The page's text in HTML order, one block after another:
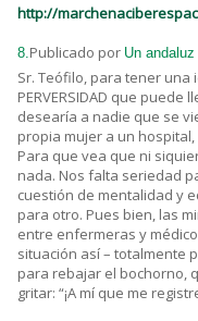
http://
8.Publicado por Un andaluz
Sr. Teófilo, para tener
PERVERSIDAD que
desearía a nadie que se
propia mujer a un
Para que vea que ni
nada. Nos falta seriedad
cuestión de mentalidad y
para otro. Pues bien, las
entre enfermeras y
situación así – totalmente
para rebajar el bochorno,
gritar: “¡A mí que me